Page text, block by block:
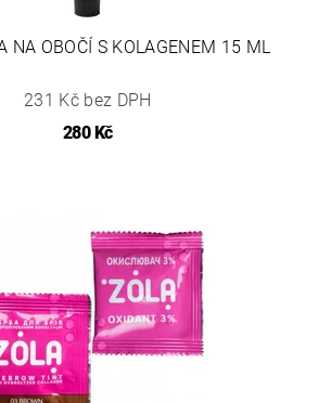
NA OBOČÍ S KOLAGENEM 15 ML
231 Kč bez DPH
280 Kč